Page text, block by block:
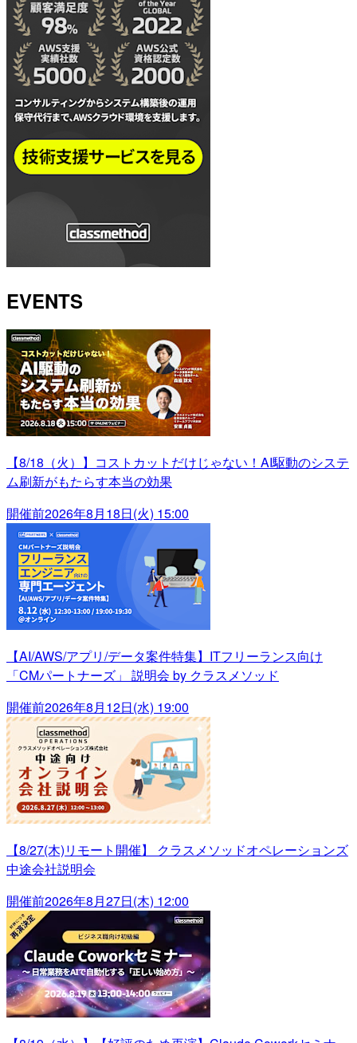
EVENTS
【8/18（火）】コストカットだけじゃない！AI駆動のシステ
ム刷新がもたらす本当の効果
開催前2026年8月18日(火) 15:00
【AI/AWS/アプリ/データ案件特集】ITフリーランス向け
「CMパートナーズ」 説明会 by クラスメソッド
開催前2026年8月12日(水) 19:00
【8/27(木)リモート開催】 クラスメソッドオペレーションズ
中途会社説明会
開催前2026年8月27日(木) 12:00